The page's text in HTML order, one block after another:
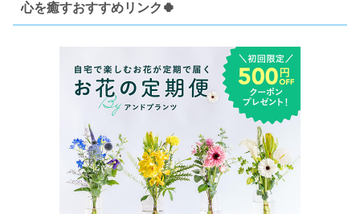
心を癒すおすすめリンク🍀